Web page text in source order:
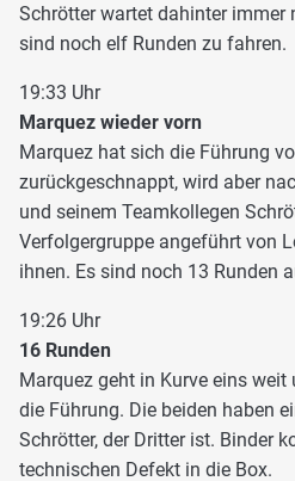
Schrötter wartet dahinter immer
sind noch elf Runden zu fahren.
19:33 Uhr
Marquez wieder vorn
Marquez hat sich die Führung
zurückgeschnappt, wird aber
und seinem Teamkollegen
Verfolgergruppe angeführt von
ihnen. Es sind noch 13 Runden
19:26 Uhr
16 Runden
Marquez geht in Kurve eins
die Führung. Die beiden haben
Schrötter, der Dritter ist. Binder
technischen Defekt in die Box.